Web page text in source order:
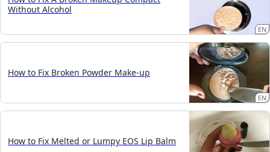
Without Alcohol
EN
How to Fix Broken Powder Make-up
EN
How to Fix Melted or Lumpy EOS Lip Balm